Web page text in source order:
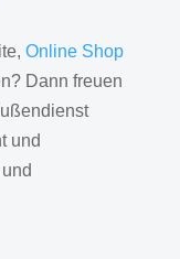
Online Shop
Dann freuen
und